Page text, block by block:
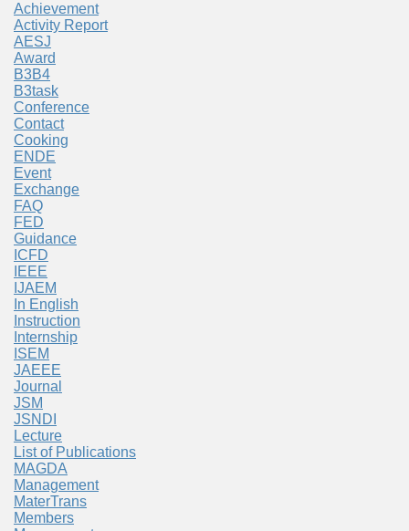
Achievement
Activity Report
AESJ
Award
B3B4
B3task
Conference
Contact
Cooking
ENDE
Event
Exchange
FAQ
FED
Guidance
ICFD
IEEE
IJAEM
In English
Instruction
Internship
ISEM
JAEEE
Journal
JSM
JSNDI
Lecture
List of Publications
MAGDA
Management
MaterTrans
Members